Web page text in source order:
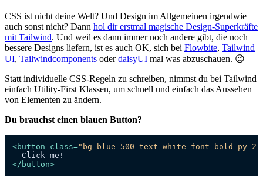
CSS ist nicht deine Welt? Und Design im Allgemeinen irgendwie
auch sonst nicht? Dann hol dir erstmal magische Design-Superkräfte
mit Tailwind. Und weil es dann immer noch andere gibt, die noch
bessere Designs liefern, ist es auch OK, sich bei Flowbite, Tailwind
UI, Tailwindcomponents oderdaisyUI mal was abzuschauen. 😉
Statt individuelle CSS-Regeln zu schreiben, nimmst du bei Tailwind
einfach Utility-First Klassen, um schnell und einfach das Aussehen
von Elementen zu ändern.
Du brauchst einen blauen Button?
<button class="bg-blue-500 text-white font-bold py-2
</ button>